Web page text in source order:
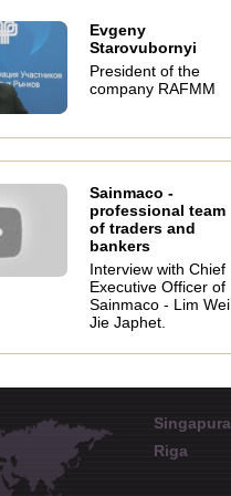
Evgeny
Starovubornyi
President of the
company RAFMM
Sainmaco -
professional team
of traders and
bankers
Interview with Chief
Executive Officer of
Sainmaco - Lim Wei
Jie Japhet.
Singapura
Riga